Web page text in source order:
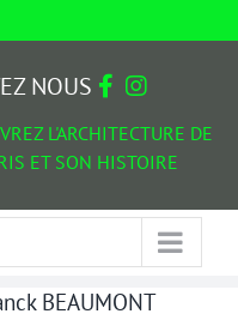
L'ARCHITECTURE DE
ET SON HISTOIRE
NOUS
BEAUMONT